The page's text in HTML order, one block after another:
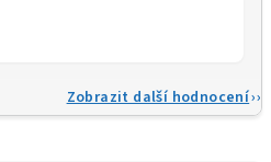
Zobrazit další hodnocení